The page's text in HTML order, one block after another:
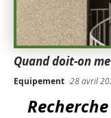
Quand doit-on
Equipement 28 avril
Recherche